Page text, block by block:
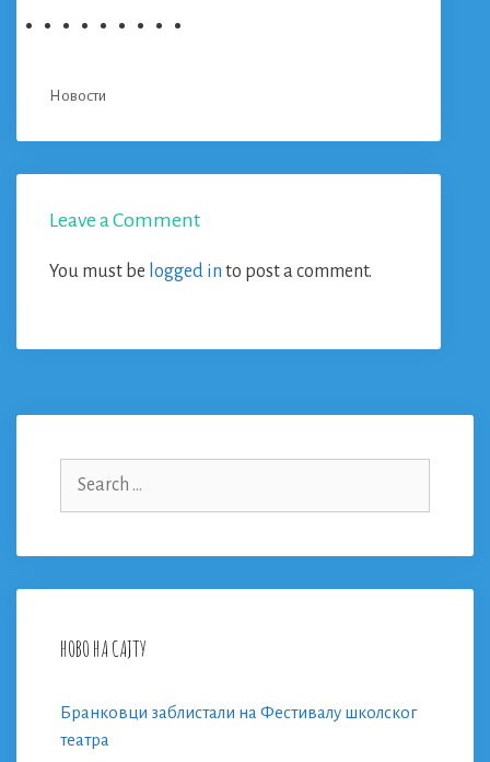
Categories
Новости
Leave a Comment
You must be logged in to post a comment.
НОВО НА САЈТУ
Бранковци заблистали на Фестивалу школског
театра